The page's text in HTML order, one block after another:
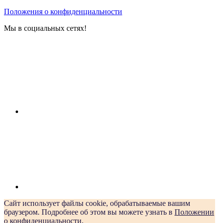
Положения о конфиденциальности
Мы в социальных сетях!
Сайт использует файлы cookie, обрабатываемые вашим
браузером. Подробнее об этом вы можете узнать в Положении
о конфиденциальности.